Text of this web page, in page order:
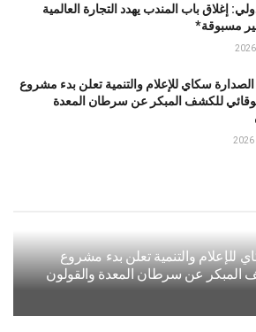
إغلاق باب المندب يهدد التجارة العالمية
مسبوقة*
سكاي للإعلام والتنمية تعلن بدء مشروع
للكشف المبكر عن سرطان المعدة
والتنمية تعلن بدء مشروع
المبكر عن سرطان المعدة والقولون